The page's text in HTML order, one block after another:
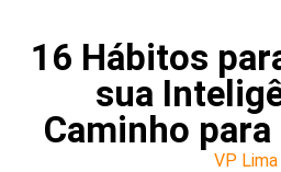
16 Hábitos
sua
Caminho
VP Lima